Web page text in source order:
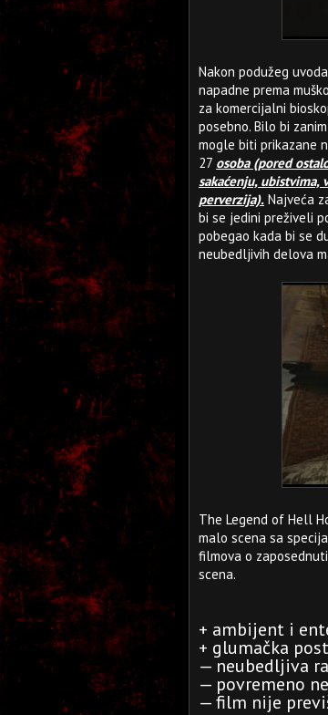
Nakon podužeg
napadne prema
za komercijalni
posebno. Bilo bi
mogle biti prikazane
27 osoba (pored
sakaćenju,
perverzija). Najveća
bi se jedini preživeli
pobegao kada bi se
neubedljivih delova
The Legend of Hell
malo scena sa
filmova o
scena.
+ ambijent i
+ glumačka
— neubedljiva
— povremeno
— film nije